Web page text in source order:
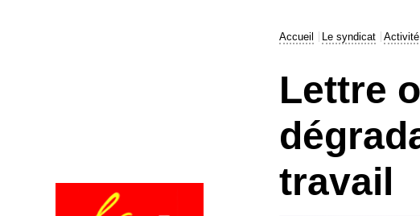
Accueil Le syndicat
Lettre
travail